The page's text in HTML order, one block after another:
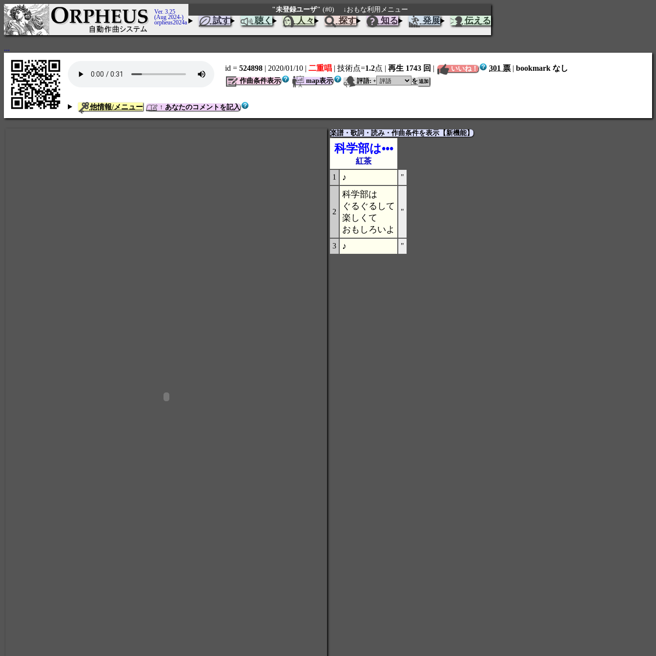
Ver. 3.25
(Aug 2024-)
orpheus2024a
"未登録ユーザ" (#0) ↓おもな利用メニュー
試す 聴く 人々 探す 知る 発展 伝える
...
id = 524898 | 2020/01/10 | 二重唱 | 技術点=1.2点 | 再生 1743 回 | いいね！ 301 票 | bookmark なし
作曲条件表示 map表示 評語: + を
他情報/メニュー ↑ あなたのコメントを記入
楽譜・歌詞・読み・作曲条件を表示【新機能】
科学部は•••
紅茶
1
♪ "
2
科学部は
ぐるぐるして
楽しくて
おもしろいよ
"
3 ♪ "